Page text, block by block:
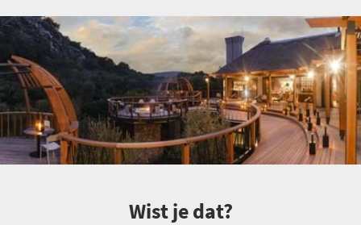
Wist je dat?